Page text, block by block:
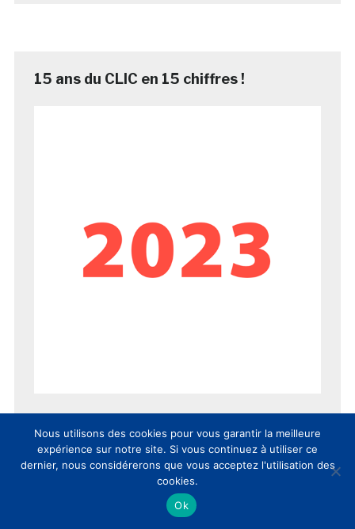
15 ans du CLIC en 15 chiffres !
Nous utilisons des cookies pour vous garantir la meilleure
expérience sur notre site. Si vous continuez à utiliser ce
dernier, nous considérerons que vous acceptez l'utilisation des
cookies.
Ok